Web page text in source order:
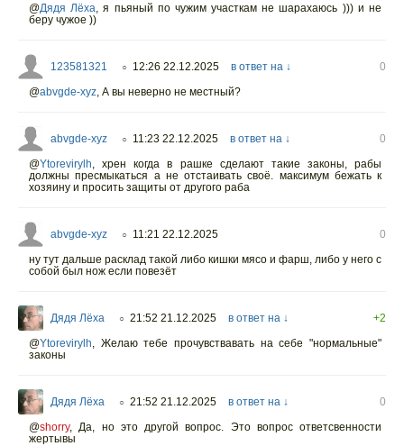
@Дядя Лёха
я пьяный по чужим участкам не шарахаюсь ))) и не
беру чужое ))
123581321 ○ 12:26 22.12.2025 в ответ на ↓
0
@abvgde-xyz А вы неверно не местный?
abvgde-xyz ○ 11:23 22.12.2025 в ответ на ↓
0
@Ytorevirylh
хрен когда в рашке сделают такие законы, рабы
должны пресмыкаться а не отстаивать своё. максимум бежать к
хозяину и просить защиты от другого раба
abvgde-xyz ○ 11:21 22.12.2025
0
ну тут дальше расклад такой либо кишки мясо и фарш, либо у него с
собой был нож если повезёт
Дядя Лёха ○ 21:52 21.12.2025 в ответ на ↓
+2
@Ytorevirylh
Желаю тебе прочувствавать на себе "нормальные"
законы
Дядя Лёха ○ 21:52 21.12.2025 в ответ на ↓
0
@shorry,
Да, но это другой вопрос. Это вопрос ответсвенности
жертывы